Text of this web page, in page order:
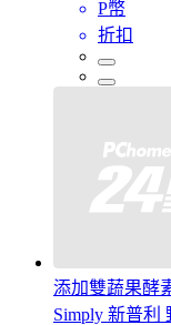
P幣
折扣
添加雙蔬果酵
Simply 新普利